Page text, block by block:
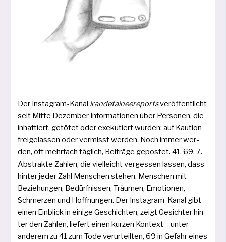
Der Instagram-Kanal iran­de­tai­nee­re­portsver­öf­fent­licht
seit Mitte Dezember Informationen über Personen, die
inhaf­tiert, getö­tet oder exe­ku­tiert wur­den; auf Kaution
frei­ge­las­sen oder ver­misst wer­den. Noch immer wer­
den, oft mehr­fach täg­lich, Beiträge gepos­tet. 41, 69, 7.
Abstrakte Zahlen, die viel­leicht ver­ges­sen las­sen, dass
hin­ter jeder Zahl Menschen ste­hen. Menschen mit
Beziehungen, Bedürfnissen, Träumen, Emotionen,
Schmerzen und Hoffnungen. Der Instagram-Kanal gibt
einen Einblick in eini­ge Geschichten, zeigt Gesichter hin­
ter den Zahlen, lie­fert einen kur­zen Kontext – unter
ande­rem zu 41 zum Tode ver­ur­teil­ten, 69 in Gefahr eines